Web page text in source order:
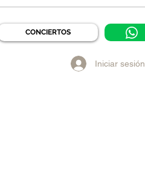
CONCIERTOS
Iniciar sesión